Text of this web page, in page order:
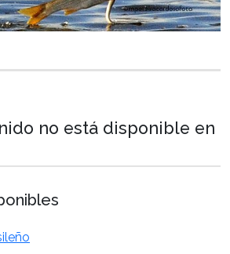
no está disponible en